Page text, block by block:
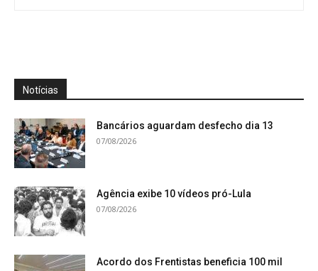
Notícias
Bancários aguardam desfecho dia 13
07/08/2026
Agência exibe 10 vídeos pró-Lula
07/08/2026
Acordo dos Frentistas beneficia 100 mil